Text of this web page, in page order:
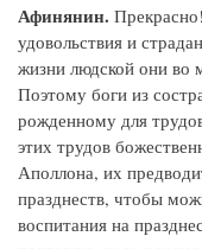
Афинянин.
удовольствия и
жизни людской они во
Поэтому боги из
рожденному для
этих трудов
Аполлона, их
празднеств, чтобы
воспитания на